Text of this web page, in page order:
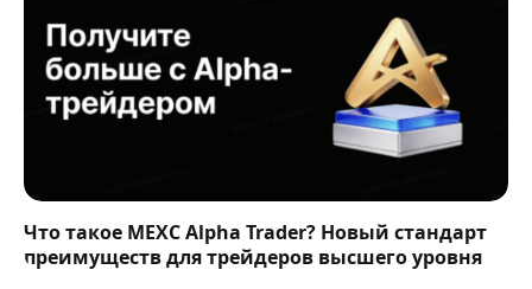
Что такое MEXC Alpha Trader? Новый стандарт
преимуществ для трейдеров высшего уровня